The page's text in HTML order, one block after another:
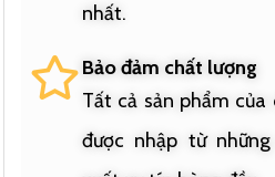
nhất.
Bảo đảm chất lượng
Tất cả sản phẩm của
được nhập từ